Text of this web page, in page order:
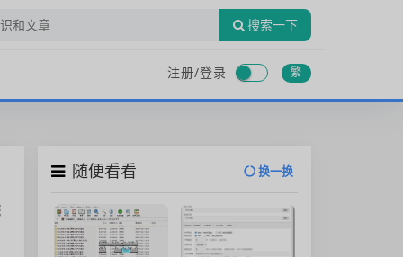
搜索一下
注册/登录 繁
随便看看 换一换